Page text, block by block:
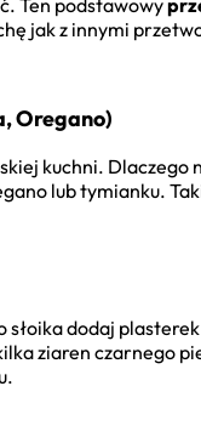
Ten podstawowy
jak z innymi
Oregano)
kuchni.
lub tymianku.
dodaj
ziaren czarnego